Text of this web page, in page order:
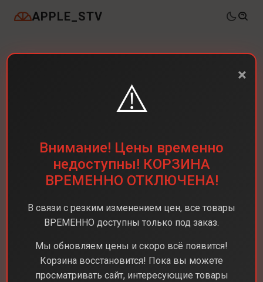
APPLE_STV
Ноутбуки MacBook Air 15 M4
MacBook Air 15 M4
×
⚠️
Внимание! Цены временно
недоступны! КОРЗИНА
ВРЕМЕННО ОТКЛЮЧЕНА!
В связи с резким изменением цен, все товары
ВРЕМЕННО доступны только под заказ.
Мы обновляем цены и скоро всё появится!
Корзина восстановится! Пока вы можете
просматривать сайт, интересующие товары